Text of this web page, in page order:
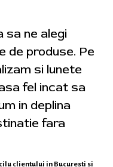
sa ne alegi
de produse. Pe
si lunete
fel incat sa
in deplina
fara
clientului in Bucuresti si